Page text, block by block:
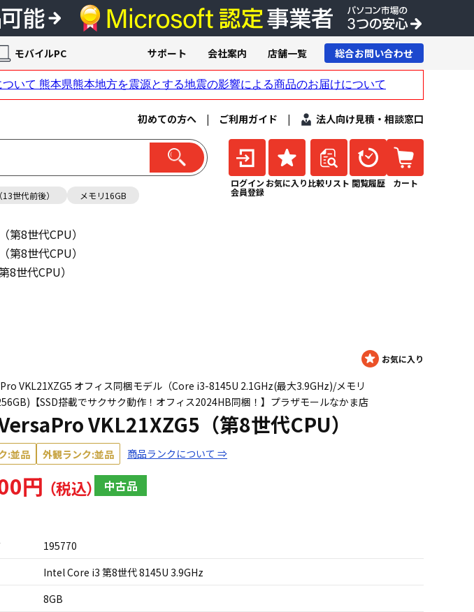
初めての方へ | ご利用ガイド | 法人向け見積・相談窓口
世代前後） メモリ16GB
ログイン
会員登録
お気に入り 比較リスト 閲覧履歴 カート
モバイルPC サポート 会社案内 店舗一覧 総合お問い合わせ
第8世代CPU）
第8世代CPU）
8世代CPU）
VKL21XZG5 オフィス同梱モデル（Core i3-8145U 2.1GHz(最大3.9GHz)/メモリ
【SSD搭載でサクサク動作！オフィス2024HB同梱！】プラザモールなかま店
VKL21XZG5（第8世代CPU）
:並品 外観ランク:並品 商品ランクについて ⇒
円 中古品
195770
Intel Core i3 第8世代 8145U 3.9GHz
8GB